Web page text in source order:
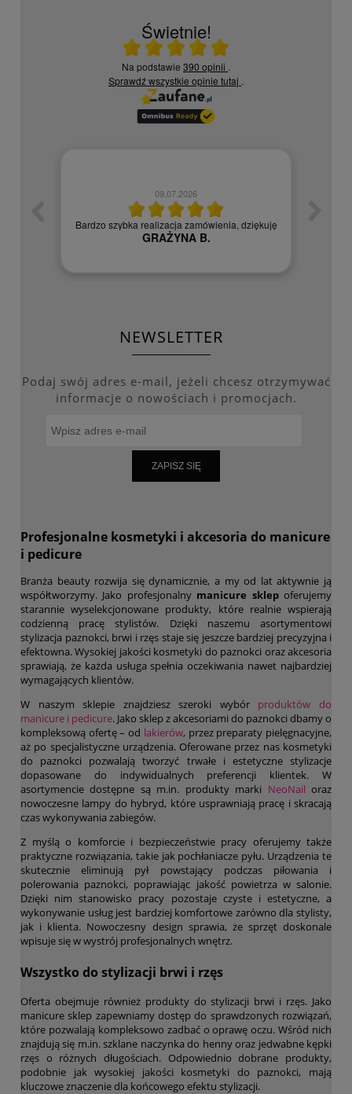
Świetnie!
Ocena średnia 5 na 5
Na podstawie 390 opinii .
Sprawdź wszystkie opinie tutaj .
09.07.2026
Bardzo szybka realizacja zamówienia, dziękuję
GRAŻYNA B.
NEWSLETTER
Podaj swój adres e-mail, jeżeli chcesz otrzymywać
informacje o nowościach i promocjach.
ZAPISZ SIĘ
Profesjonalne kosmetyki i akcesoria do manicure
i pedicure
Branża beauty rozwija się dynamicznie, a my od lat aktywnie ją
współtworzymy. Jako profesjonalny manicure sklepoferujemy
starannie wyselekcjonowane produkty, które realnie wspierają
codzienną pracę stylistów. Dzięki naszemu asortymentowi
stylizacja paznokci, brwi i rzęs staje się jeszcze bardziej precyzyjna i
efektowna. Wysokiej jakości kosmetyki do paznokci oraz akcesoria
sprawiają, że każda usługa spełnia oczekiwania nawet najbardziej
wymagających klientów.
W naszym sklepie znajdziesz szeroki wybór produktów do
manicure i pedicure. Jako sklep z akcesoriami do paznokci dbamy o
kompleksową ofertę – od lakierów, przez preparaty pielęgnacyjne,
aż po specjalistyczne urządzenia. Oferowane przez nas kosmetyki
do paznokci pozwalają tworzyć trwałe i estetyczne stylizacje
dopasowane do indywidualnych preferencji klientek. W
asortymencie dostępne są m.in. produkty marki NeoNailoraz
nowoczesne lampy do hybryd, które usprawniają pracę i skracają
czas wykonywania zabiegów.
Z myślą o komforcie i bezpieczeństwie pracy oferujemy także
praktyczne rozwiązania, takie jak pochłaniacze pyłu. Urządzenia te
skutecznie eliminują pył powstający podczas piłowania i
polerowania paznokci, poprawiając jakość powietrza w salonie.
Dzięki nim stanowisko pracy pozostaje czyste i estetyczne, a
wykonywanie usług jest bardziej komfortowe zarówno dla stylisty,
jak i klienta. Nowoczesny design sprawia, że sprzęt doskonale
wpisuje się w wystrój profesjonalnych wnętrz.
Wszystko do stylizacji brwi i rzęs
Oferta obejmuje również produkty do stylizacji brwi i rzęs. Jako
manicure sklep zapewniamy dostęp do sprawdzonych rozwiązań,
które pozwalają kompleksowo zadbać o oprawę oczu. Wśród nich
znajdują się m.in. szklane naczynka do henny oraz jedwabne kępki
rzęs o różnych długościach. Odpowiednio dobrane produkty,
podobnie jak wysokiej jakości kosmetyki do paznokci, mają
kluczowe znaczenie dla końcowego efektu stylizacji.